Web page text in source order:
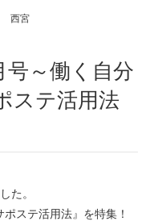
西宮
ステ活用法
た。
ステ活用法』を特集！